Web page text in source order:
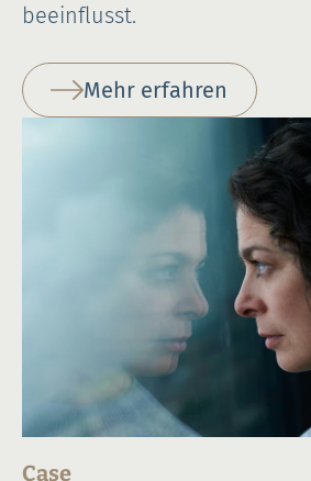
beeinflusst.
Mehr erfahren
Case